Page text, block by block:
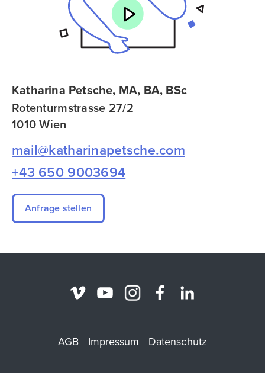
Katharina Petsche, MA, BA, BSc
Rotenturmstrasse 27/2
1010 Wien
mail@katharinapetsche.com
+43 650 9003694
Anfrage stellen
AGB Impressum Datenschutz